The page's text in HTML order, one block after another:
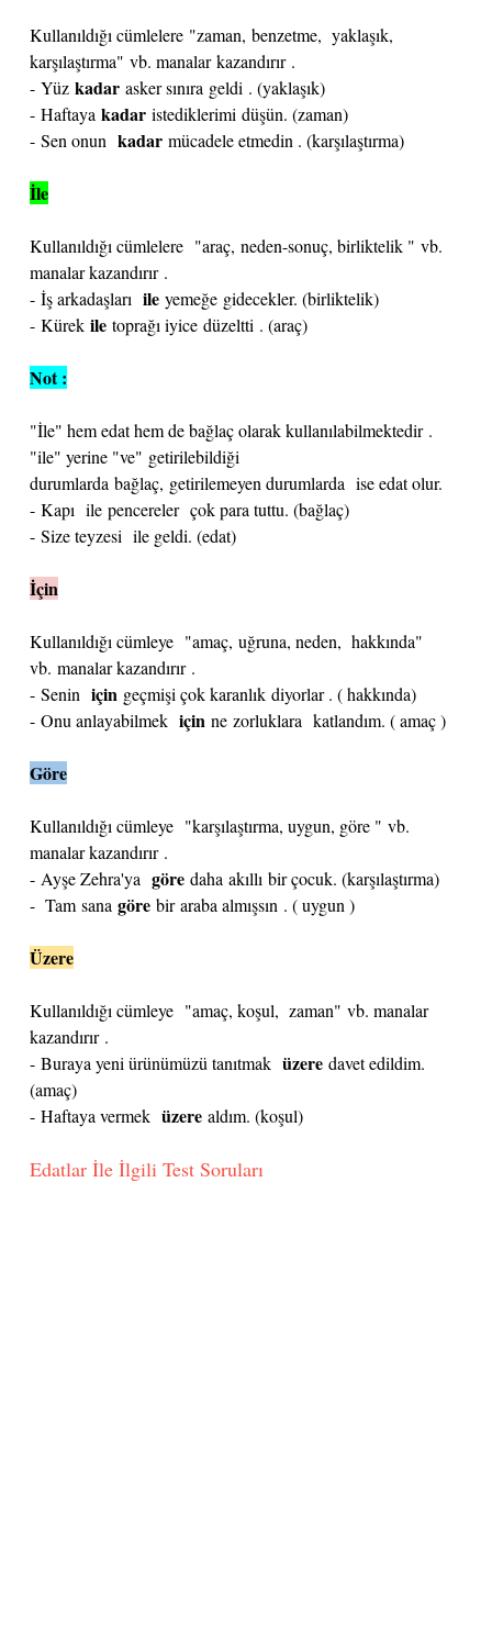
Kullanıldığı cümlelere "zaman, benzetme, yaklaşık,
karşılaştırma" vb. manalar kazandırır .
- Yüz kadar asker sınıra geldi . (yaklaşık)
- Haftaya kadar istediklerimi düşün. (zaman)
- Sen onun kadar mücadele etmedin . (karşılaştırma)
İle
Kullanıldığı cümlelere "araç, neden-sonuç, birliktelik " vb.
manalar kazandırır .
- İş arkadaşları ile yemeğe gidecekler. (birliktelik)
- Kürek ile toprağı iyice düzeltti . (araç)
Not :
"İle" hem edat hem de bağlaç olarak kullanılabilmektedir .
"ile" yerine "ve" getirilebildiği
durumlarda bağlaç, getirilemeyen durumlarda ise edat olur.
- Kapı ile pencereler çok para tuttu. (bağlaç)
- Size teyzesi ile geldi. (edat)
İçin
Kullanıldığı cümleye "amaç, uğruna, neden, hakkında"
vb. manalar kazandırır .
- Senin için geçmişi çok karanlık diyorlar . ( hakkında)
- Onu anlayabilmek için ne zorluklara katlandım. ( amaç )
Göre
Kullanıldığı cümleye "karşılaştırma, uygun, göre " vb.
manalar kazandırır .
- Ayşe Zehra'ya göre daha akıllı bir çocuk. (karşılaştırma)
- Tam sana göre bir araba almışsın . ( uygun )
Üzere
Kullanıldığı cümleye "amaç, koşul, zaman" vb. manalar
kazandırır .
- Buraya yeni ürünümüzü tanıtmak üzere davet edildim.
(amaç)
- Haftaya vermek üzere aldım. (koşul)
Edatlar İle İlgili Test Soruları